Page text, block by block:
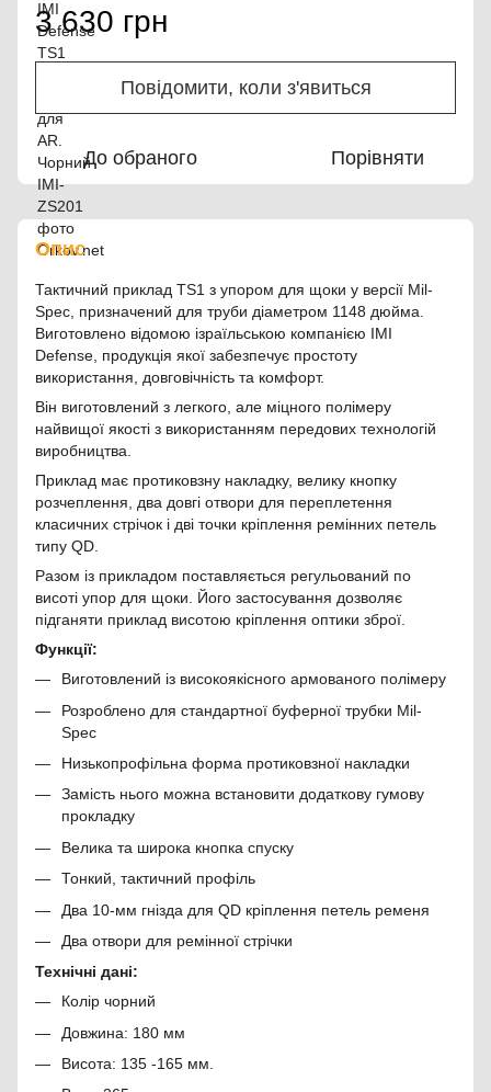
3 630 грн
Повідомити, коли з'явиться
До обраного Порівняти
Опис
Тактичний приклад TS1 з упором для щоки у версії Mil-
Spec, призначений для труби діаметром 1148 дюйма.
Виготовлено відомою ізраїльською компанією IMI
Defense, продукція якої забезпечує простоту
використання, довговічність та комфорт.
Він виготовлений з легкого, але міцного полімеру
найвищої якості з використанням передових технологій
виробництва.
Приклад має протиковзну накладку, велику кнопку
розчеплення, два довгі отвори для переплетення
класичних стрічок і дві точки кріплення ремінних петель
типу QD.
Разом із прикладом поставляється регульований по
висоті упор для щоки. Його застосування дозволяє
підганяти приклад висотою кріплення оптики зброї.
Функції:
Виготовлений із високоякісного армованого полімеру
Розроблено для стандартної буферної трубки Mil-
Spec
Низькопрофільна форма протиковзної накладки
Замість нього можна встановити додаткову гумову
прокладку
Велика та широка кнопка спуску
Тонкий, тактичний профіль
Два 10-мм гнізда для QD кріплення петель ременя
Два отвори для ремінної стрічки
Технічні дані:
Колір чорний
Довжина: 180 мм
Висота: 135 -165 мм.